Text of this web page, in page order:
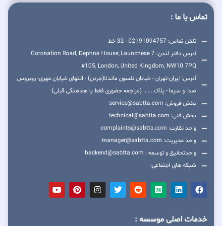
تماس با ما :
تلفن تماس: 02191094757 - 32 خط
آدرس دفتر لندن: 7 Coronation Road, Dephna House, Launchese
#105, London, United Kingdom, NW10 7PQ
آدرس: ایران-تهران - خیابان نلسون ماندلا(جردن) - انتهای خیابان مهری- روبروس
صدا و سیما - پلاک ...... (مراجعه حضوری فقط با هماهنگی قبلی)
بخش فروش: service@sabtta.com
بخش فنی: technical@sabtta.com
واحد نظارت: complaints@sabtta.com
واحد مدیریت: manager@sabtta.com
واحدتحقیق و توسعه : backend@sabtta.com
شبکه های اجتماعی:
خدمات اصلی موسسه :